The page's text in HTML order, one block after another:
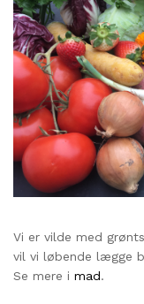
Vi er vilde med
vil vi løbende lægge
Se mere i mad.